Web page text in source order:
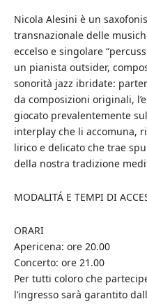
Nicola Alesini è un
transnazionale delle
eccelso e singolare
un pianista outsider,
sonorità jazz ibridate:
da composizioni originali,
giocato prevalentemente
interplay che li accomuna,
lirico e delicato che trae
della nostra tradizione
MODALITÁ E TEMPI DI
ORARI
Apericena: ore 20.00
Concerto: ore 21.00
Per tutti coloro che
l’ingresso sarà garantito